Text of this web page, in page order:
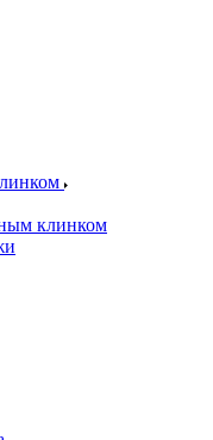
клинком